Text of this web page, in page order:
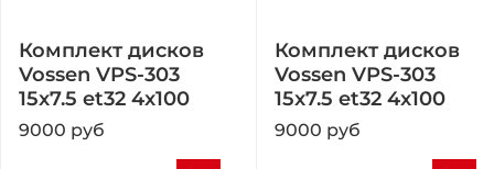
Комплект дисков
Vossen VPS-303
15x7.5 et32 4x100
9000 руб
Комплект дисков
Vossen VPS-303
15x7.5 et32 4x100
9000 руб